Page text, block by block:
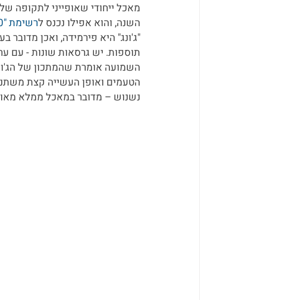
מאכל ייחודי שאופייני לתקופה
השנה, והוא אפילו נכנס לרשימת "10 המאכלים הטייוואנים שאתם חייבים לטעום" שלנו
"ג'ונג" היא פירמידה, ואכן מדובר
תוספות. יש גרסאות שונות - עם
השמועה אומרת שהמתכון של
הטעמים ואופן העשייה קצת
נשנוש – מדובר במאכל ממלא